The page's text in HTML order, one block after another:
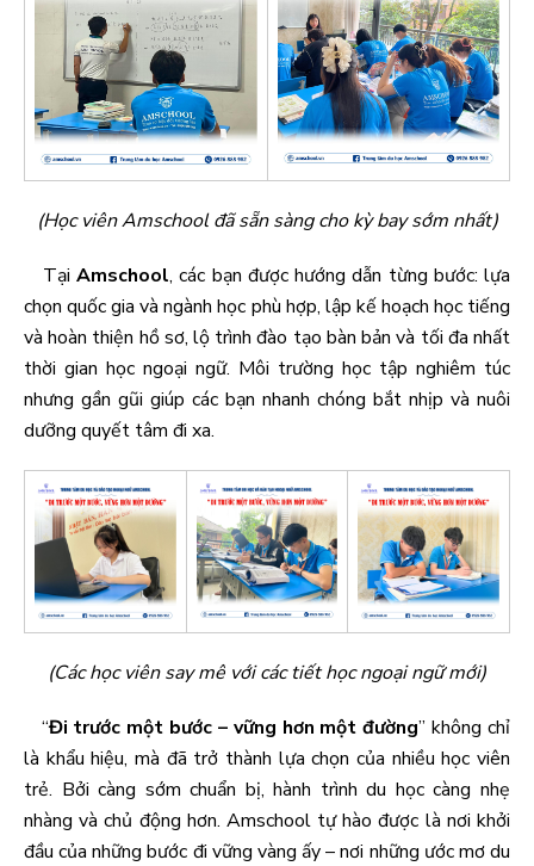
(Học viên Amschool đã sẵn sàng cho kỳ bay sớm nhất)
Tại Amschool, các bạn được hướng dẫn từng bước: lựa
chọn quốc gia và ngành học phù hợp, lập kế hoạch học tiếng
và hoàn thiện hồ sơ, lộ trình đào tạo bàn bản và tối đa nhất
thời gian học ngoại ngữ. Môi trường học tập nghiêm túc
nhưng gần gũi giúp các bạn nhanh chóng bắt nhịp và nuôi
dưỡng quyết tâm đi xa.
(Các học viên say mê với các tiết học ngoại ngữ mới)
“Đi trước một bước – vững hơn một đường” không chỉ
là khẩu hiệu, mà đã trở thành lựa chọn của nhiều học viên
trẻ. Bởi càng sớm chuẩn bị, hành trình du học càng nhẹ
nhàng và chủ động hơn. Amschool tự hào được là nơi khởi
đầu của những bước đi vững vàng ấy – nơi những ước mơ du